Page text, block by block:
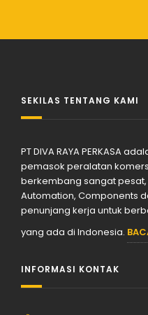
SEKILAS TENTANG KAMI
PT DIVA RAYA PERKASA
pemasok peralatan
berkembang sangat
Automation, Components
penunjang kerja untuk
yang ada di Indonesia.
INFORMASI KONTAK